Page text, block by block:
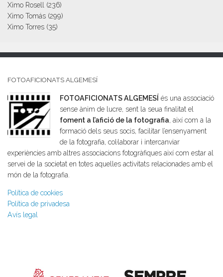
Ximo Rosell
(236)
Ximo Tomás (299)
Ximo Torres (35)
FOTOAFICIONATS ALGEMESÍ
FOTOAFICIONATS ALGEMESÍ és una associació
sense ànim de lucre, sent la seua finalitat el
foment a l’afició de la fotografia, així com a la
formació dels seus socis, facilitar l’ensenyament
de la fotografia, col·laborar i intercanviar
experiències amb altres associacions fotogràfiques així com estar al
servei de la societat en totes aquelles activitats relacionades amb el
món de la fotografia.
Política de cookies
Política de privadesa
Avís legal